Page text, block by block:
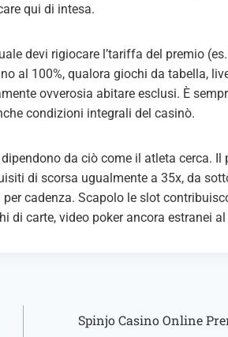
qui di intesa.
devi rigiocare l’tariffa del premio
al 100%, qualora giochi da tabella,
ovverosia abitare esclusi. È
condizioni integrali del casinò.
da ciò come il atleta cerca. Il
di scorsa ugualmente a 35x, da
cadenza. Scapolo le slot
di carte, video poker ancora estranei al
Spinjo Casino Online